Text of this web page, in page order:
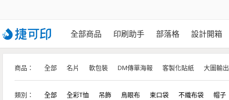
全部商品 印刷助手 部落格 設計開箱
商品： 全部 名片 軟包裝 DM傳單海報 客製化貼紙 大圖輸出
類別： 全部 全彩T恤 吊飾 鳥眼布 束口袋 不織布袋 帽子